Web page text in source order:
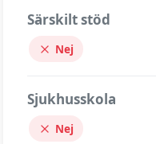
Särskilt stöd
Nej
Sjukhusskola
Nej